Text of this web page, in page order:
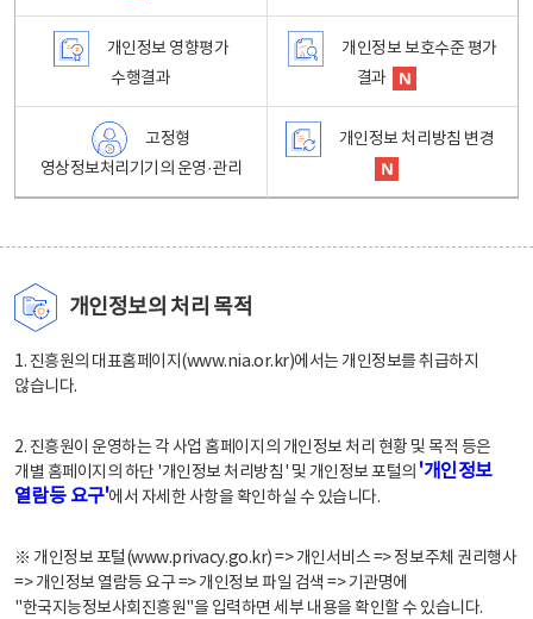
개인정보 영향평가
수행결과
개인정보 보호수준 평가
결과
고정형
영상정보처리기기의 운영·관리
개인정보 처리방침 변경
개인정보의 처리 목적
1. 진흥원의 대표홈페이지(www.nia.or.kr)에서는 개인정보를 취급하지
않습니다.
2. 진흥원이 운영하는 각 사업 홈페이지의 개인정보 처리 현황 및 목적 등은
개별 홈페이지의 하단 '개인정보 처리방침' 및 개인정보 포털의 '개인정보
열람등 요구'에서 자세한 사항을 확인하실 수 있습니다.
※ 개인정보 포털(www.privacy.go.kr) => 개인서비스 => 정보주체 권리행사
=> 개인정보 열람등 요구 => 개인정보 파일 검색 => 기관명에
"한국지능정보사회진흥원"을 입력하면 세부 내용을 확인할 수 있습니다.